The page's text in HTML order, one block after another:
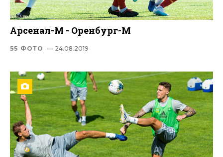
Арсенал-М - Оренбург-М
55 ФОТО — 24.08.2019